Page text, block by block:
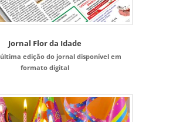
Jornal Flor da Idade
edição do jornal disponível em
formato digital